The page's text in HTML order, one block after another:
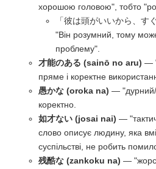
хорошою головою", тобто
「彼は頭がいいから、
"Він розумний, тому
проблему".
才能のある (sainō no aru) —
пряме і коректне
愚かな (oroka na) — "дурний/
коректно.
如才ない (josai nai) —
слово описує людину, яка
суспільстві, не робить
残酷な (zankoku na) —